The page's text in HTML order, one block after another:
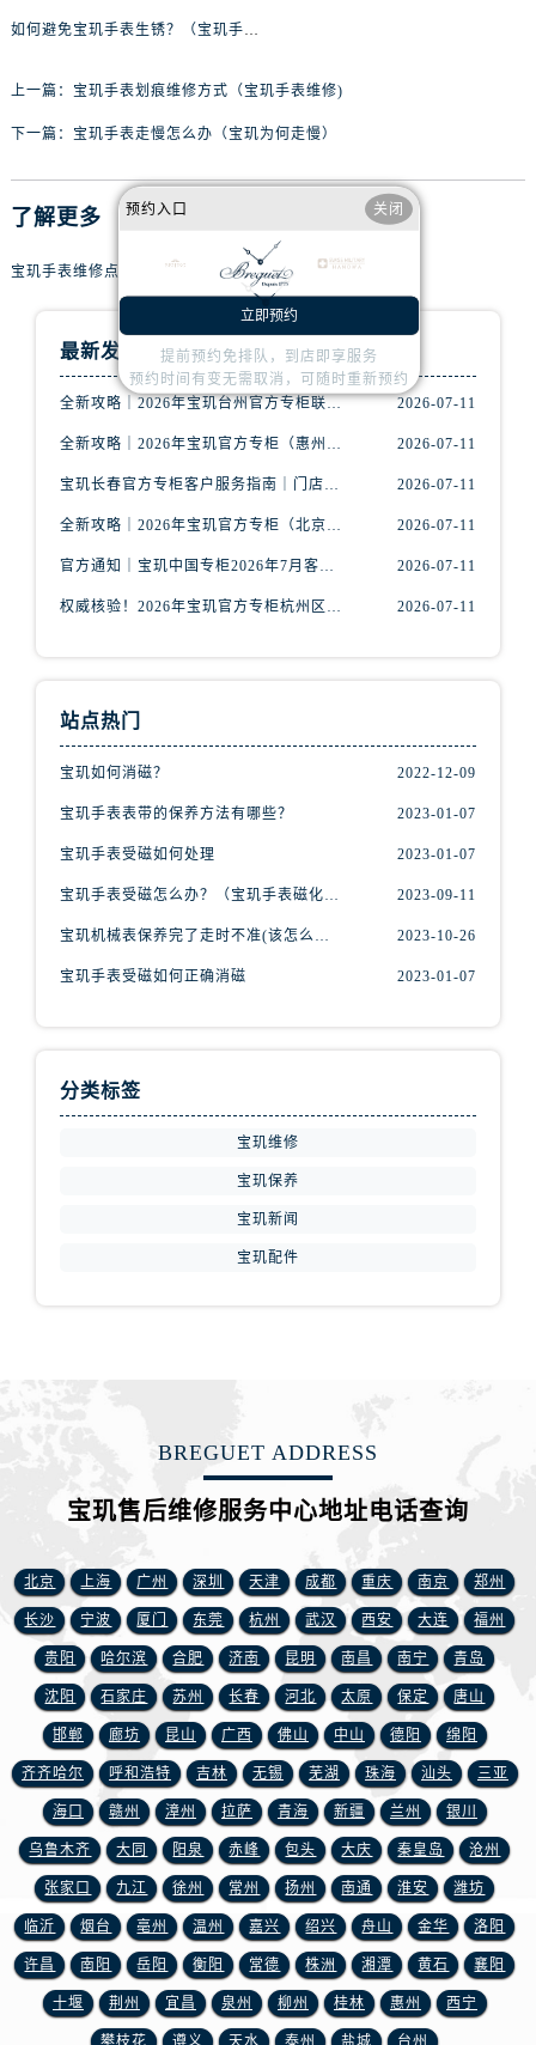
安徽省铜陵市铜官区石城大道宝玑售后服务中心（需提前预约）
福建省漳州市龙文区步港路宝玑售后服务中心（需提前预约）
江苏省常州市新北区龙锦路1590号现代传媒中心5号楼10层1008室宝玑售后服务中心（需提前预约）
江苏省淮安市清江浦区淮海北路宝玑售后服务中心（需提前预约）
江苏省连云港市海州区通灌北路宝玑售后服务中心（需提前预约）
江苏省南京市秦淮区中山南路1号南京中心22层22-C1-C3室宝玑售后服务中心（需提前预约）
江苏省宿迁市宿城区西湖路宝玑售后服务中心（需提前预约）
江苏省泰州市海陵区永定东路399号置地商务中心东塔（华润万象城）17层1706室宝玑售后服务中心（需提前预约）
江苏省徐州市鼓楼区淮海东路29号苏宁广场IFC国际金融中心35层3508室宝玑售后服务中心（需提前预约）
江苏省盐城市盐都区世纪大道5号盐城金融城写字楼1号楼16层1604室宝玑售后服务中心（需提前预约）
江苏省扬州市邗江区国展路29号星耀天地写字楼1号楼18层1803室宝玑售后服务中心（需提前预约）
江苏省镇江市京口区中山东路宝玑售后服务中心（需提前预约）
江西省抚州市临川区赣东大道宝玑售后服务中心（需提前预约）
江西省赣州市章贡区文清路宝玑售后服务中心（需提前预约）
江西省吉安市吉州区井冈山大道宝玑售后服务中心（需提前预约）
如何避免宝玑手表生锈？（宝玑手表机芯生锈怎么办？）
上一篇： 宝玑手表划痕维修方式（宝玑手表维修)
下一篇： 宝玑手表走慢怎么办（宝玑为何走慢）
了解更多
宝玑手表维修点服务
最新发布
全新攻略｜2026年宝玑台州官方专柜联系电话+服务信息公示（7月最新） 2026-07-11
全新攻略｜2026年宝玑官方专柜（惠州）门店信息汇总&官方客服热线公布 2026-07-11
宝玑长春官方专柜客户服务指南｜门店信息+官方热线全公开（2026年7月最新） 2026-07-11
全新攻略｜2026年宝玑官方专柜（北京）门店信息汇总&官方客服热线公布 2026-07-11
官方通知｜宝玑中国专柜2026年7月客户服务热线更新，速看 2026-07-11
权威核验！2026年宝玑官方专柜杭州区门店信息公示，附官方客服热线 2026-07-11
站点热门
宝玑如何消磁？ 2022-12-09
宝玑手表表带的保养方法有哪些？ 2023-01-07
宝玑手表受磁如何处理 2023-01-07
宝玑手表受磁怎么办？（宝玑手表磁化的解决办法） 2023-09-11
宝玑机械表保养完了走时不准(该怎么办？) 2023-10-26
宝玑手表受磁如何正确消磁 2023-01-07
分类标签
宝玑维修
宝玑保养
宝玑新闻
宝玑配件
BREGUET ADDRESS
宝玑售后维修服务中心地址电话查询
北京 上海 广州 深圳 天津 成都 重庆 南京 郑州
长沙 宁波 厦门 东莞 杭州 武汉 西安 大连 福州
贵阳 哈尔滨 合肥 济南 昆明 南昌 南宁 青岛
沈阳 石家庄 苏州 长春 河北 太原 保定 唐山
邯郸 廊坊 昆山 广西 佛山 中山 德阳 绵阳
齐齐哈尔 呼和浩特 吉林 无锡 芜湖 珠海 汕头 三亚
海口 赣州 漳州 拉萨 青海 新疆 兰州 银川
乌鲁木齐 大同 阳泉 赤峰 包头 大庆 秦皇岛 沧州
张家口 九江 徐州 常州 扬州 南通 淮安 潍坊
临沂 烟台 亳州 温州 嘉兴 绍兴 舟山 金华 洛阳
许昌 南阳 岳阳 衡阳 常德 株洲 湘潭 黄石 襄阳
十堰 荆州 宜昌 泉州 柳州 桂林 惠州 西宁
攀枝花 遵义 天水 泰州 盐城 台州
预约入口 关闭
立即预约
提前预约免排队，到店即享服务
预约时间有变无需取消，可随时重新预约